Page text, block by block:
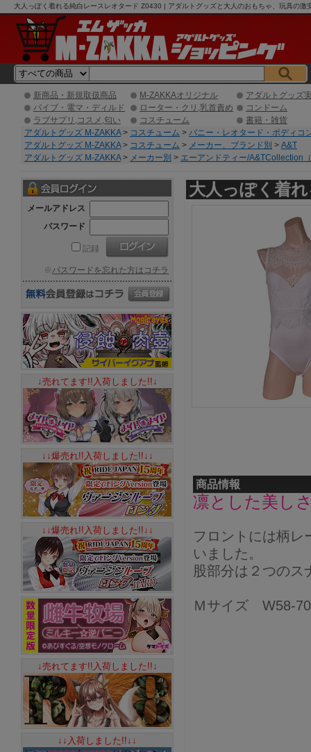
大人っぽく着れる純白レースレオタード Z0430 | アダルトグッズと大人のおもちゃ、玩具の
新商品・新規取扱商品 M-ZAKKAオリジナル
アダルトグッズ
バイブ・電マ・ディルド
ローター・クリ,乳首責め
コンドーム
ラブサプリ,コスメ,匂い
コスチューム
書籍・雑貨
アダルトグッズ M-ZAKKA> コスチューム > バニー・レオタード・ボディコ
アダルトグッズ M-ZAKKA> コスチューム > メーカー、ブランド別 > A&T
アダルトグッズ M-ZAKKA> メーカー別 > エーアンドティー/A&TCollection
大人っぽく着
商品情報
凛とした美し
フロントには柄レ
いました。
股部分は２つの
Ｍサイズ W58-
メールアドレス
パスワード
記録
※パスワードを忘れた方はコチラ
↓売れてます!!入荷しました!!↓
↓↓爆売れ!!入荷しました!!↓↓
↓↓爆売れ!!入荷しました!!↓↓
↓売れてます!!入荷しました!!↓
↓↓入荷しました!!↓↓